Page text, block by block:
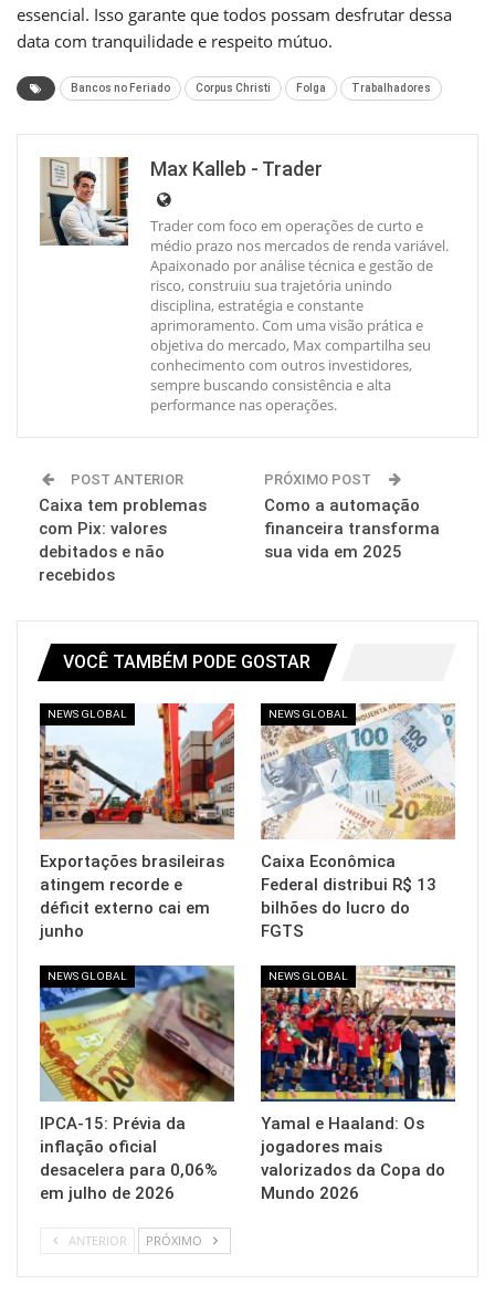
essencial. Isso garante que todos possam desfrutar dessa
data com tranquilidade e respeito mútuo.
Bancos no Feriado Corpus Christi Folga Trabalhadores
Max Kalleb - Trader
Trader com foco em operações de curto e
médio prazo nos mercados de renda variável.
Apaixonado por análise técnica e gestão de
risco, construiu sua trajetória unindo
disciplina, estratégia e constante
aprimoramento. Com uma visão prática e
objetiva do mercado, Max compartilha seu
conhecimento com outros investidores,
sempre buscando consistência e alta
performance nas operações.
POST ANTERIOR
Caixa tem problemas
com Pix: valores
debitados e não
recebidos
PRÓXIMO POST
Como a automação
financeira transforma
sua vida em 2025
VOCÊ TAMBÉM PODE GOSTAR
NEWS GLOBAL
Exportações brasileiras
atingem recorde e
déficit externo cai em
junho
NEWS GLOBAL
Caixa Econômica
Federal distribui R$ 13
bilhões do lucro do
FGTS
NEWS GLOBAL
IPCA-15: Prévia da
inflação oficial
desacelera para 0,06%
em julho de 2026
NEWS GLOBAL
Yamal e Haaland: Os
jogadores mais
valorizados da Copa do
Mundo 2026
ANTERIOR PRÓXIMO